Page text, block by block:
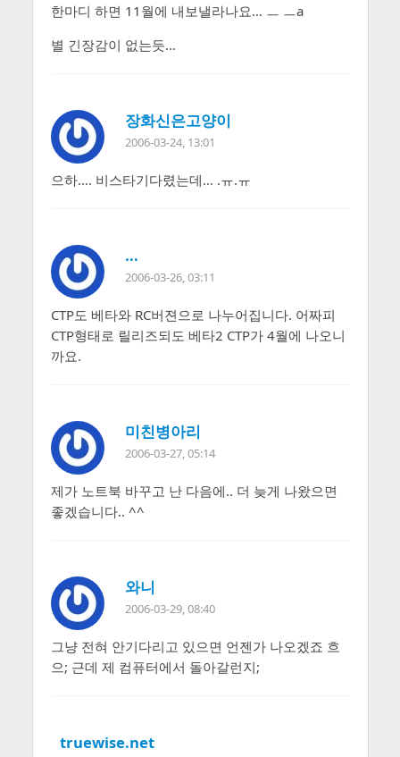
한마디 하면 11월에 내보낼라나요… ㅡ ㅡa
별 긴장감이 없는듯…
장화신은고양이
2006-03-24, 13:01
으하…. 비스타기다렸는데… .ㅠ.ㅠ
...
2006-03-26, 03:11
CTP도 베타와 RC버젼으로 나누어집니다. 어짜피
CTP형태로 릴리즈되도 베타2 CTP가 4월에 나오니
까요.
미친병아리
2006-03-27, 05:14
제가 노트북 바꾸고 난 다음에.. 더 늦게 나왔으면
좋겠습니다.. ^^
와니
2006-03-29, 08:40
그냥 전혀 안기다리고 있으면 언젠가 나오겠죠 흐
으; 근데 제 컴퓨터에서 돌아갈런지;
truewise.net